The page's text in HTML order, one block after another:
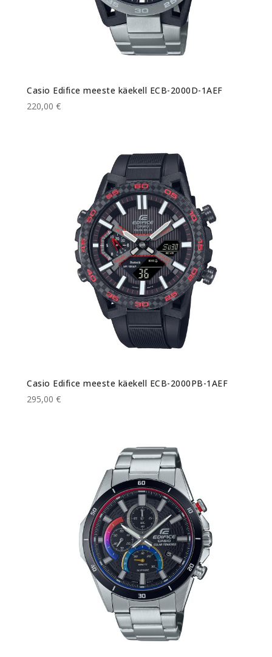
Casio Edifice meeste käekell ECB-2000D-1AEF
220,00 €
Casio Edifice meeste käekell ECB-2000PB-1AEF
295,00 €